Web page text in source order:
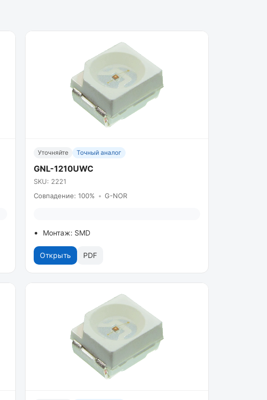
Уточняйте Точный аналог
GNL-1210UWC
SKU: 2221
Совпадение: 100% • G-NOR
Монтаж: SMD
Открыть PDF